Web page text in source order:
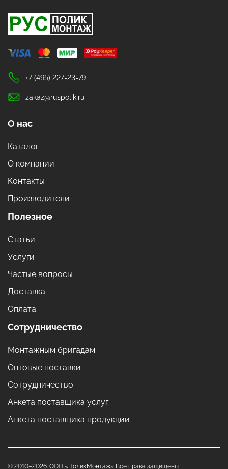
+7 (495) 227-23-79
zakaz@ruspolik.ru
О нас
Каталог
О компании
Контакты
Производители
Полезное
Статьи
Услуги
Частые вопросы
Доставка
Оплата
Сотрудничество
Монтажным бригадам
Оптовые поставки
Сотрудничество
Анкета поставщика услуг
Анкета поставщика продукции
© 2010–2026. ООО «ПоликМонтаж» Все права защищены